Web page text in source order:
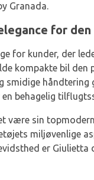
Granada.
for
for kunder, der
kompakte bil
behagelig
være sin
miljøvenlige
er